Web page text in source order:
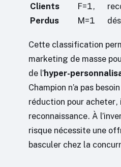
Clients
Perdus
F=1,
M=1
Cette classification
marketing de masse
de l’hyper-
Champion n’a pas
réduction pour
reconnaissance. À
risque nécessite une
basculer chez la